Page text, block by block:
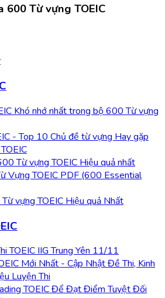
600 Từ vựng TOEIC
Khó nhớ nhất trong bộ 600 Từ vựng
- Top 10 Chủ đề từ vựng Hay gặp
Từ vựng TOEIC Hiệu quả nhất
Vựng TOEIC PDF (600 Essential
vựng TOEIC Hiệu quả Nhất
TOEIC IIG Trung Yên 11/11
Mới Nhất - Cập Nhật Đề Thi, Kinh
Luyện Thi
TOEIC Để Đạt Điểm Tuyệt Đối